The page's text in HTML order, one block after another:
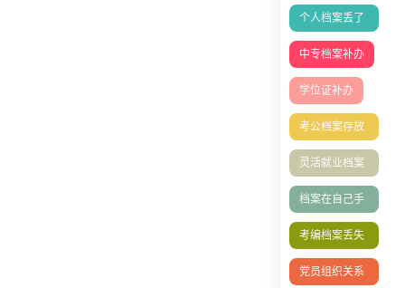
个人档案丢了
怎么办？档案
能补办吗
中专档案补办
学位证补办
考公档案存放
单位填写指南
灵活就业档案
的处理方式
档案在自己手
里成死档如何
激活？
考编档案丢失
怎么办
党员组织关系